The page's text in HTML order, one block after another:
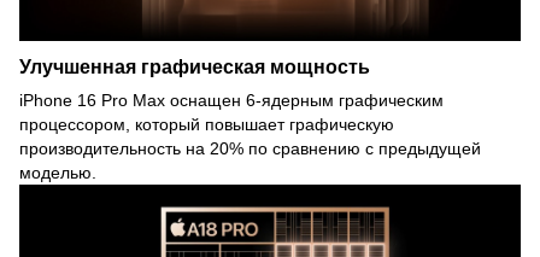
Улучшенная графическая мощность
iPhone 16 Pro Max оснащен 6-ядерным графическим
процессором, который повышает графическую
производительность на 20% по сравнению с предыдущей
моделью.